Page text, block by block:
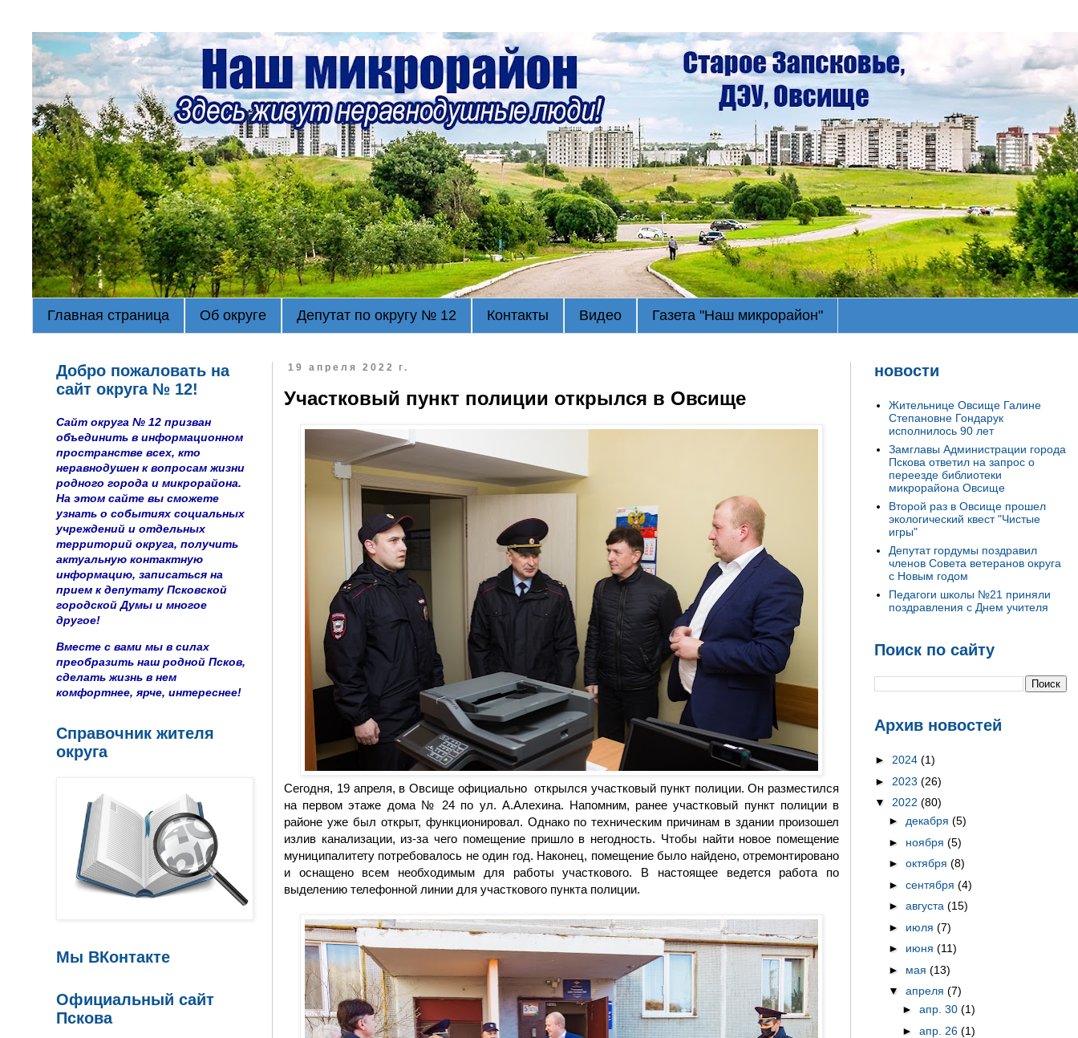
Главная страница Об округе Депутат по округу № 12 Контакты Видео Газета "Наш микрорайон"
19 апреля 2022 г.
Участковый пункт полиции открылся в Овсище
Сегодня, 19 апреля, в Овсище официально открылся участковый пункт полиции. Он разместился
на первом этаже дома № 24 по ул. А.Алехина. Напомним, ранее участковый пункт полиции в
районе уже был открыт, функционировал. Однако по техническим причинам в здании произошел
излив канализации, из-за чего помещение пришло в негодность. Чтобы найти новое помещение
муниципалитету потребовалось не один год. Наконец, помещение было найдено, отремонтировано
и оснащено всем необходимым для работы участкового. В настоящее ведется работа по
выделению телефонной линии для участкового пункта полиции.
Добро пожаловать на
сайт округа № 12!
Сайт округа № 12 призван
объединить в информационном
пространстве всех, кто
неравнодушен к вопросам жизни
родного города и микрорайона.
На этом сайте вы сможете
узнать о событиях социальных
учреждений и отдельных
территорий округа, получить
актуальную контактную
информацию, записаться на
прием к депутату Псковской
городской Думы и многое
другое!
Вместе с вами мы в силах
преобразить наш родной Псков,
сделать жизнь в нем
комфортнее, ярче, интереснее!
Справочник жителя
округа
Мы ВКонтакте
Официальный сайт
Пскова
новости
Жительнице Овсище Галине
Степановне Гондарук
исполнилось 90 лет
Замглавы Администрации города
Пскова ответил на запрос о
переезде библиотеки
микрорайона Овсище
Второй раз в Овсище прошел
экологический квест "Чистые
игры"
Депутат гордумы поздравил
членов Совета ветеранов округа
с Новым годом
Педагоги школы №21 приняли
поздравления с Днем учителя
Поиск по сайту
Архив новостей
► 2024 (1)
► 2023 (26)
▼ 2022 (80)
► декабря (5)
► ноября (5)
► октября (8)
► сентября (4)
► августа (15)
► июля (7)
► июня (11)
► мая (13)
▼ апреля (7)
► апр. 30 (1)
► апр. 26 (1)